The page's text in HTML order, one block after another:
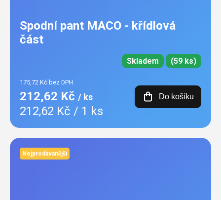
Spodní pant MACO - křídlová
část
Skladem (59 ks)
175,72 Kč bez DPH
212,62 Kč / ks
Měrná
212,62 Kč / 1 ks
Do košíku
Nejprodávanější